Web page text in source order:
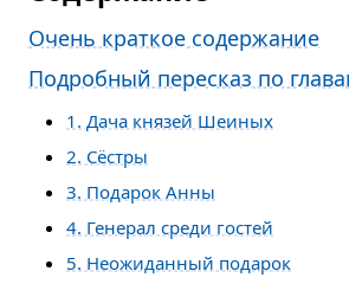
Очень краткое содержание
Подробный пересказ по
1. Дача князей Шеиных
2. Сёстры
3. Подарок Анны
4. Генерал среди гостей
5. Неожиданный подарок